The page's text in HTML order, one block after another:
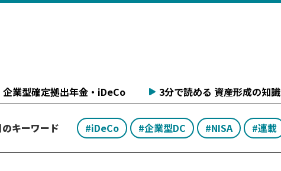
企業型確定拠出年金・iDeCo 3分で読める 資産形成の知識
キーワード #iDeCo #企業型DC #NISA #連載